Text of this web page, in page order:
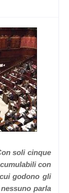
soli cinque
con
godono gli
parla